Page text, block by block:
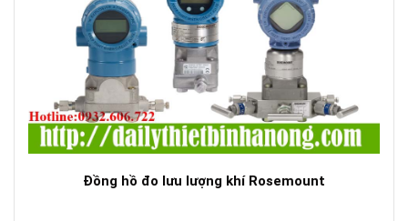
Đồng hồ đo lưu lượng khí Rosemount